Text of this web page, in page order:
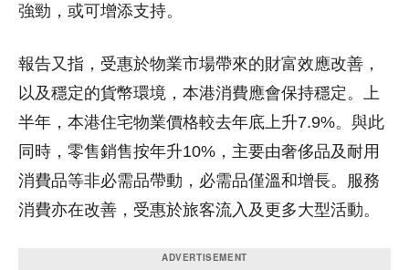
強勁，或可增添支持。
報告又指，受惠於物業市場帶來的財富效應改善，
以及穩定的貨幣環境，本港消費應會保持穩定。上
半年，本港住宅物業價格較去年底上升7.9%。與此
同時，零售銷售按年升10%，主要由奢侈品及耐用
消費品等非必需品帶動，必需品僅溫和增長。服務
消費亦在改善，受惠於旅客流入及更多大型活動。